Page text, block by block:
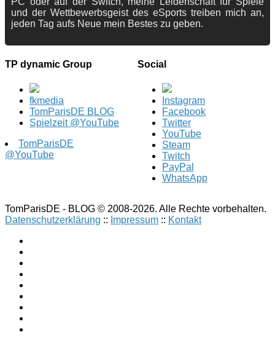
und der Wettbewerbsgeist des eSports treiben mich an,
jeden Tag aufs Neue mein Bestes zu geben.
TP dynamic Group
fkmedia
TomParisDE BLOG
Spielzeit @YouTube
TomParisDE
@YouTube
Social
Instagram
Facebook
Twitter
YouTube
Steam
Twitch
PayPal
WhatsApp
TomParisDE - BLOG © 2008-2026. Alle Rechte vorbehalten.
Datenschutzerklärung :: Impressum :: Kontakt